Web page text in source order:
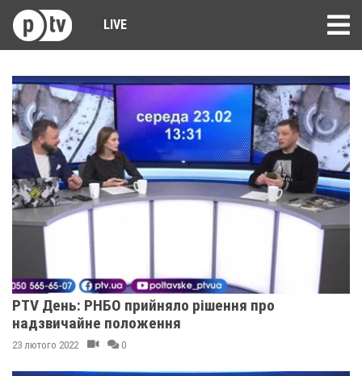
LIVE
PTV День: РНБО прийняло рішення про
надзвичайне положення
23 лютого 2022 0